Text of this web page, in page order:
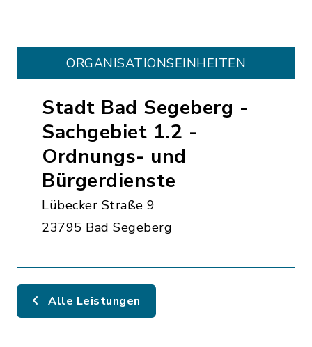
ORGANISATIONS­EINHEITEN
Stadt Bad Segeberg -
Sachgebiet 1.2 -
Ordnungs- und
Bürgerdienste
Lübecker Straße 9
23795 Bad Segeberg
Alle Leistungen